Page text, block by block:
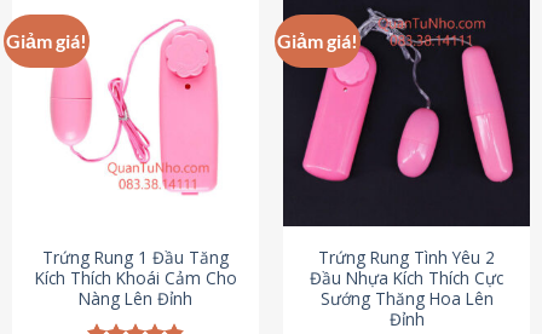
có
nhiều
biến
thể.
Các
tùy
chọn
được
chọn
trên
trang
Giảm giá!
Trứng Rung 1 Đầu Tăng
Kích Thích Khoái Cảm Cho
Nàng Lên Đỉnh
Giảm giá!
Trứng Rung Tình Yêu 2
Đầu Nhựa Kích Thích Cực
Sướng Thăng Hoa Lên
Đỉnh